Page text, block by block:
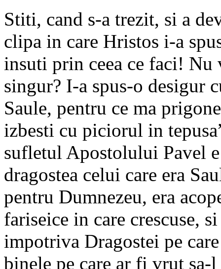
Stiti, cand s-a trezit, si a
clipa in care Hristos i-a
insuti prin ceea ce faci! Nu
singur? I-a spus-o desigur
Saule, pentru ce ma
izbesti cu piciorul in
sufletul Apostolului Pavel
dragostea celui care era
pentru Dumnezeu, era
fariseice in care crescuse,
impotriva Dragostei pe
binele pe care ar fi vrut sa-l